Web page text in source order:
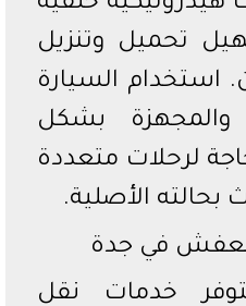
تحميل وتنزيل
استخدام السيارة
والمجهزة بشكل
لرحلات متعددة
الأصلية.
في جدة
خدمات نقل